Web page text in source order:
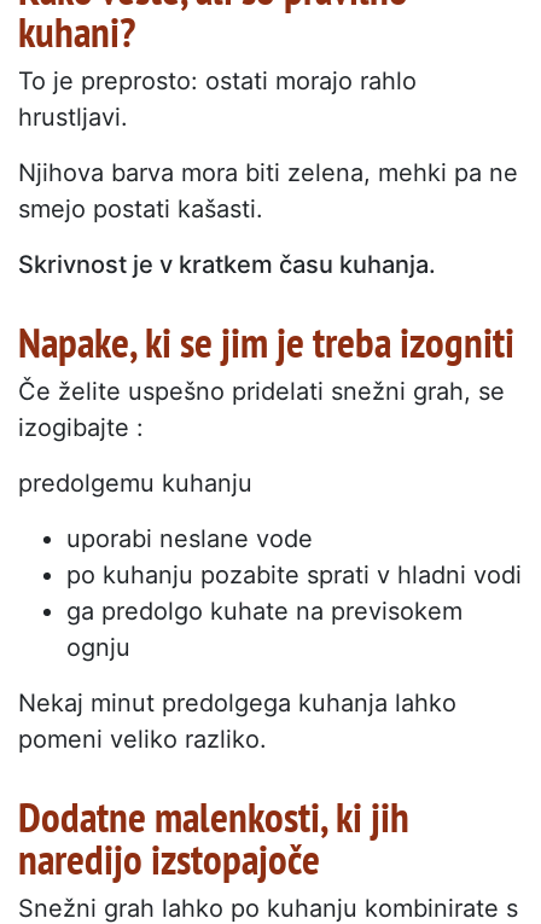
kuhani?
To je preprosto: ostati morajo rahlo
hrustljavi.
Njihova barva mora biti zelena, mehki pa ne
smejo postati kašasti.
Skrivnost je v kratkem času kuhanja.
Napake, ki se jim je treba izogniti
Če želite uspešno pridelati snežni grah, se
izogibajte :
predolgemu kuhanju
uporabi neslane vode
po kuhanju pozabite sprati v hladni vodi
ga predolgo kuhate na previsokem
ognju
Nekaj minut predolgega kuhanja lahko
pomeni veliko razliko.
Dodatne malenkosti, ki jih
naredijo izstopajoče
Snežni grah lahko po kuhanju kombinirate s